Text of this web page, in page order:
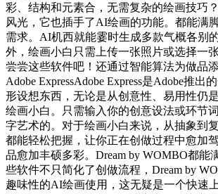
彩、结构和元素合，无需复杂的绘画技巧
风光，它也插手了AI绘画的功能。都能满
需求。AI机西就能霎时生成多款气概各别
外，绘画小白只需上传一张照片或选择一
尝尝这些软件吧！还通过智能算法为做品
Adobe ExpressAdobe Express是Adobe推出
形设想东西，无论是从创意性、易用性仍
绘画小白。只需输入你的创意设法或环节
字艺术的。对于绘画小白来说，从抽象到
都能轻松把握，让你正在创做过程中愈加
品愈加丰硕多彩。Dream by WOMBO都能
些软件不只简化了创做流程，Dream by
趣味性的AI绘画使用，这无疑是一个快速